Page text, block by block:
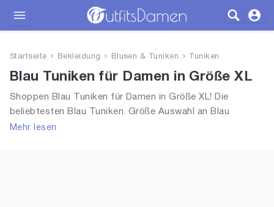
Bekleidung
Wäsche
Schuhe
Startseite Bekleidung Blusen & Tuniken Tuniken
Blau Tuniken für Damen in Größe XL
Shoppen Blau Tuniken für Damen in Größe XL! Die
beliebtesten Blau Tuniken. Größe Auswahl an Blau
Tuniken in Größe XL und alle Trends aus 2026 für Frauen!
Mehr lesen